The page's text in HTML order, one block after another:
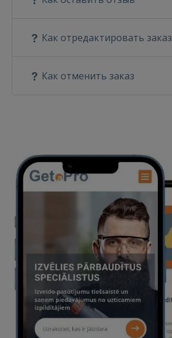
Как отредактировать заказ
Как отменить заказ